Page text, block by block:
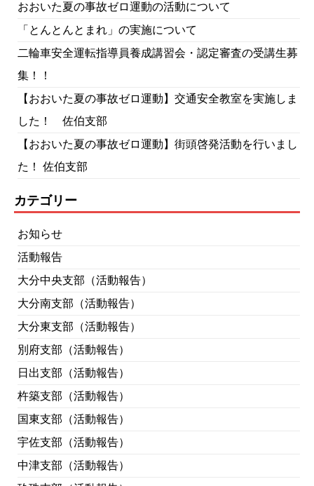
おおいた夏の事故ゼロ運動の活動について
「とんとんとまれ」の実施について
二輪車安全運転指導員養成講習会・認定審査の受講生募
集！！
【おおいた夏の事故ゼロ運動】交通安全教室を実施しま
した！ 佐伯支部
【おおいた夏の事故ゼロ運動】街頭啓発活動を行いまし
た！ 佐伯支部
カテゴリー
お知らせ
活動報告
大分中央支部（活動報告）
大分南支部（活動報告）
大分東支部（活動報告）
別府支部（活動報告）
日出支部（活動報告）
杵築支部（活動報告）
国東支部（活動報告）
宇佐支部（活動報告）
中津支部（活動報告）